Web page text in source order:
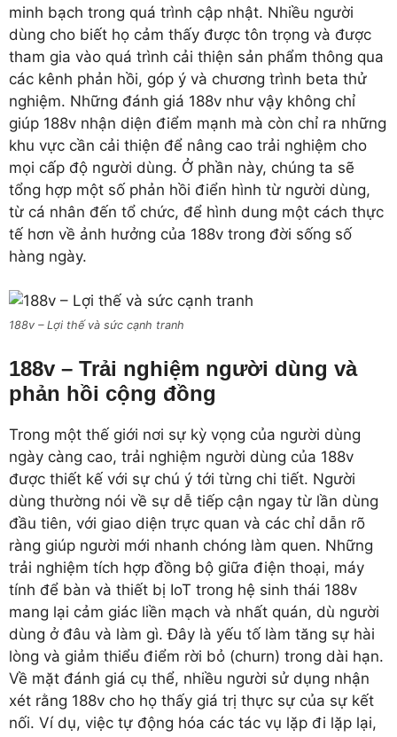
minh bạch trong quá trình cập nhật. Nhiều người
dùng cho biết họ cảm thấy được tôn trọng và được
tham gia vào quá trình cải thiện sản phẩm thông qua
các kênh phản hồi, góp ý và chương trình beta thử
nghiệm. Những đánh giá 188v như vậy không chỉ
giúp 188v nhận diện điểm mạnh mà còn chỉ ra những
khu vực cần cải thiện để nâng cao trải nghiệm cho
mọi cấp độ người dùng. Ở phần này, chúng ta sẽ
tổng hợp một số phản hồi điển hình từ người dùng,
từ cá nhân đến tổ chức, để hình dung một cách thực
tế hơn về ảnh hưởng của 188v trong đời sống số
hàng ngày.
188v – Lợi thế và sức cạnh tranh
188v – Trải nghiệm người dùng và
phản hồi cộng đồng
Trong một thế giới nơi sự kỳ vọng của người dùng
ngày càng cao, trải nghiệm người dùng của 188v
được thiết kế với sự chú ý tới từng chi tiết. Người
dùng thường nói về sự dễ tiếp cận ngay từ lần dùng
đầu tiên, với giao diện trực quan và các chỉ dẫn rõ
ràng giúp người mới nhanh chóng làm quen. Những
trải nghiệm tích hợp đồng bộ giữa điện thoại, máy
tính để bàn và thiết bị IoT trong hệ sinh thái 188v
mang lại cảm giác liền mạch và nhất quán, dù người
dùng ở đâu và làm gì. Đây là yếu tố làm tăng sự hài
lòng và giảm thiểu điểm rời bỏ (churn) trong dài hạn.
Về mặt đánh giá cụ thể, nhiều người sử dụng nhận
xét rằng 188v cho họ thấy giá trị thực sự của sự kết
nối. Ví dụ, việc tự động hóa các tác vụ lặp đi lặp lại,